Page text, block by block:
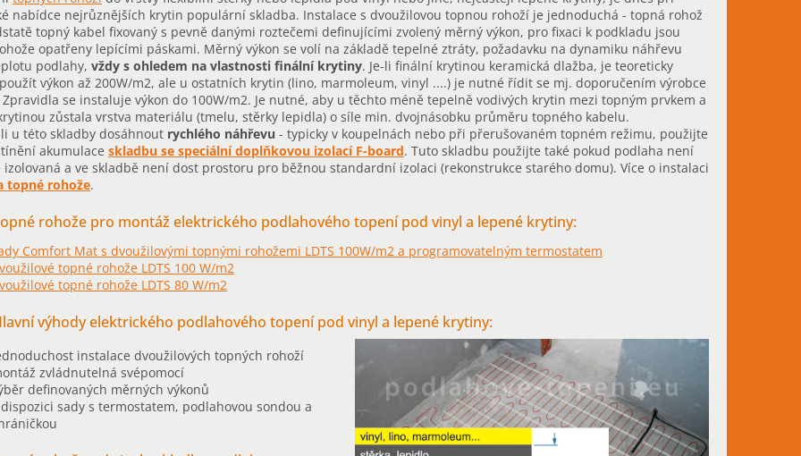
nabídce nejrůznějších krytin populární skladba. Instalace s dvoužilovou topnou rohoží je jednoduchá - topná rohož
topný kabel fixovaný s pevně danými roztečemi definujícími zvolený měrný výkon, pro fixaci k podkladu jsou
opatřeny lepícími páskami. Měrný výkon se volí na základě tepelné ztráty, požadavku na dynamiku náhřevu
podlahy, vždy s ohledem na vlastnosti finální krytiny. Je-li finální krytinou keramická dlažba, je teoreticky
výkon až 200W/m2, ale u ostatních krytin (lino, marmoleum, vinyl ....) je nutné řídit se mj. doporučením výrobce
se instaluje výkon do 100W/m2. Je nutné, aby u těchto méně tepelně vodivých krytin mezi topným prvkem a
zůstala vrstva materiálu (tmelu, stěrky lepidla) o síle min. dvojnásobku průměru topného kabelu.
u této skladby dosáhnout rychlého náhřevu - typicky v koupelnách nebo při přerušovaném topném režimu, použijte
akumulace skladbu se speciální doplňkovou izolací F-board. Tuto skladbu použijte také pokud podlaha není
a ve skladbě není dost prostoru pro běžnou standardní izolaci (rekonstrukce starého domu). Více o instalaci
topné rohože.
rohože pro montáž elektrického podlahového topení pod vinyl a lepené krytiny:
Comfort Mat s dvoužilovými topnými rohožemi LDTS 100W/m2 a programovatelným termostatem
topné rohože LDTS 100 W/m2
topné rohože LDTS 80 W/m2
výhody elektrického podlahového topení pod vinyl a lepené krytiny:
instalace dvoužilových topných rohoží
zvládnutelná svépomocí
definovaných měrných výkonů
sady s termostatem, podlahovou sondou a